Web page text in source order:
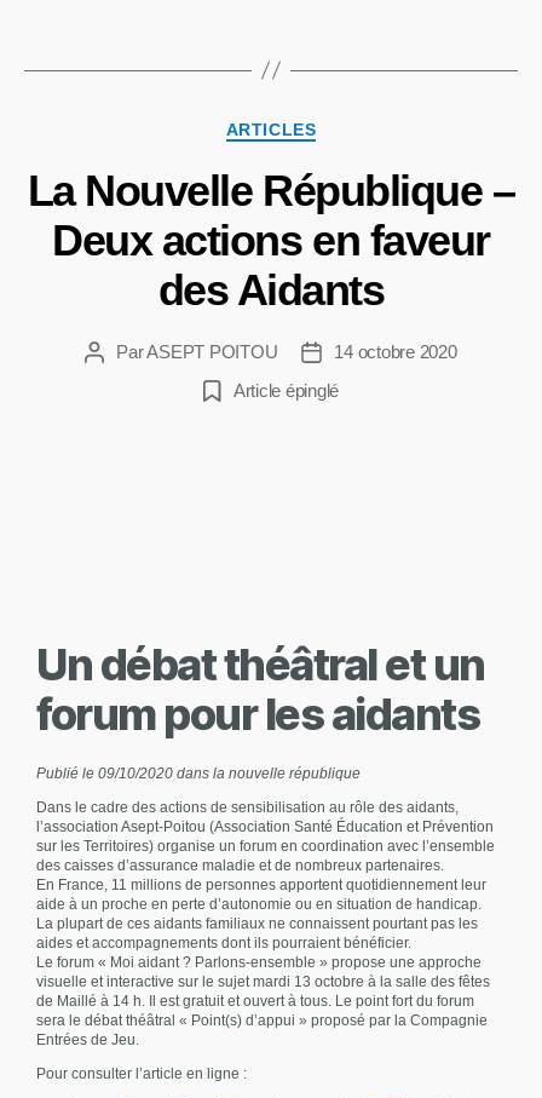
ARTICLES
La Nouvelle République –
Deux actions en faveur
des Aidants
ParASEPT POITOU
14 octobre 2020
Article épinglé
Un débat théâtral et un
forum pour les aidants
Publié le 09/10/2020 dans la nouvelle république
Dans le cadre des actions de sensibilisation au rôle des aidants,
l’association Asept-Poitou (Association Santé Éducation et Prévention
sur les Territoires) organise un forum en coordination avec l’ensemble
des caisses d’assurance maladie et de nombreux partenaires.
En France, 11 millions de personnes apportent quotidiennement leur
aide à un proche en perte d’autonomie ou en situation de handicap.
La plupart de ces aidants familiaux ne connaissent pourtant pas les
aides et accompagnements dont ils pourraient bénéficier.
Le forum « Moi aidant ? Parlons-ensemble » propose une approche
visuelle et interactive sur le sujet mardi 13 octobre à la salle des fêtes
de Maillé à 14 h. Il est gratuit et ouvert à tous. Le point fort du forum
sera le débat théâtral « Point(s) d’appui » proposé par la Compagnie
Entrées de Jeu.
Pour consulter l’article en ligne :